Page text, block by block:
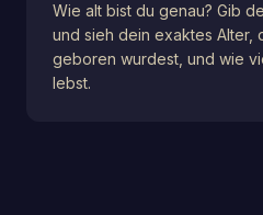
Wie alt bist du genau? Gib
und sieh dein exaktes Alter,
geboren wurdest, und wie
lebst.